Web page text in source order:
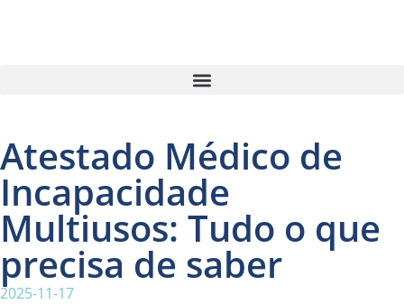
Atestado Médico de
Incapacidade
Multiusos: Tudo o que
precisa de saber
2025-11-17